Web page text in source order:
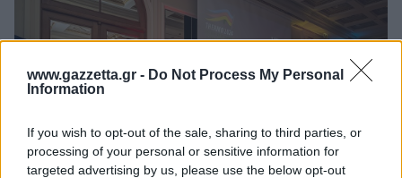
www.gazzetta.gr - Do Not Process My Personal
Information
If you wish to opt-out of the sale, sharing to third parties, or
processing of your personal or sensitive information for
targeted advertising by us, please use the below opt-out